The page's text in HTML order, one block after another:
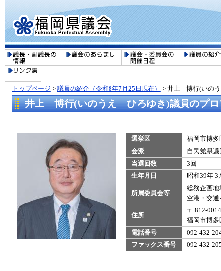
トップページ > 議員の紹介（令和8年7月25日現在） > 井上 博行(いの
井上 博行(いのうえ ひろゆき)議員のプロ
選挙区
福岡市博多
会派
自民党県議
当選回数
3回
生年月日
昭和39年 3
所属委員会等
総務企画地
空港・交
住所
〒 812-0014
福岡市博多
電話番号
092-432-
ファックス番号
092-432-